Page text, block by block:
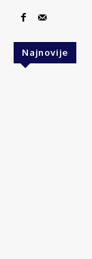
Najnovije